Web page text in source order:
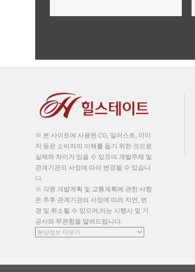
※ 본 사이트에 사용된 CG, 일러스트, 이미
지 등은 소비자의 이해를 돕기 위한 것으로
실제와 차이가 있을 수 있으며 개발주체 및
관계기관의 사정에 따라 변경될 수 있습니
다.
※ 각종 개발계획 및 교통계획에 관한 사항
은 추후 관계기관의 사정에 따라 지연, 변
경 및 취소될 수 있으며,이는 시행사 및 기
공사와 무관함을 알려드립니다.